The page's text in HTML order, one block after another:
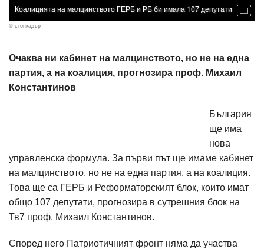
Коалицията на малцинството ГЕРБ и РБ би имала 107 депутати
© стопкадър
Очаква ни кабинет на малцинството, но не на една
партия, а на коалиция, прогнозира проф. Михаил
Константинов
България
ще има
нова
управленска формула. За първи път ще имаме кабинет
на малцинството, но не на една партия, а на коалиция.
Това ще са ГЕРБ и Реформаторският блок, които имат
общо 107 депутати, прогнозира в сутрешния блок на
Тв7 проф. Михаил Константинов.
Според него Патриотичният фронт няма да участва